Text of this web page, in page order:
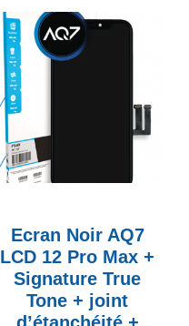
Ecran Noir AQ7
LCD 12 Pro Max +
Signature True
Tone + joint
d’étanchéité +